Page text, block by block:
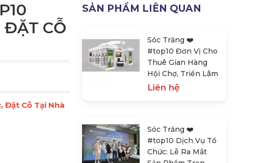
ĐẶT CỖ
Đặt Cỗ Tại Nhà
SẢN PHẨM LIÊN QUAN
Sóc Trăng ❤️️
#top10 Đơn Vị Cho
Thuê Gian Hàng
Hội Chợ, Triển Lãm
Liên hệ
Sóc Trăng ❤️️
#top10 Dịch Vụ Tổ
Chức: Lễ Ra Mắt